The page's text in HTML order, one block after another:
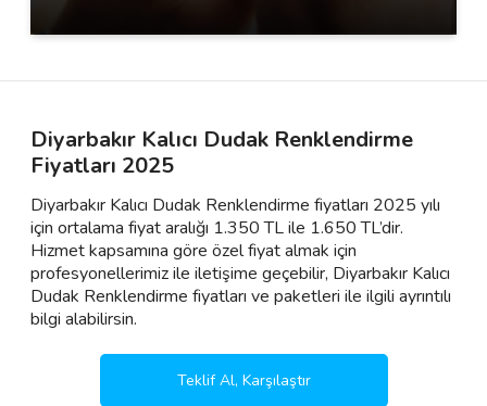
Diyarbakır Kalıcı Dudak Renklendirme
Fiyatları 2025
Diyarbakır Kalıcı Dudak Renklendirme fiyatları 2025 yılı
için ortalama fiyat aralığı 1.350 TL ile 1.650 TL’dir.
Hizmet kapsamına göre özel fiyat almak için
profesyonellerimiz ile iletişime geçebilir, Diyarbakır Kalıcı
Dudak Renklendirme fiyatları ve paketleri ile ilgili ayrıntılı
bilgi alabilirsin.
Teklif Al, Karşılaştır